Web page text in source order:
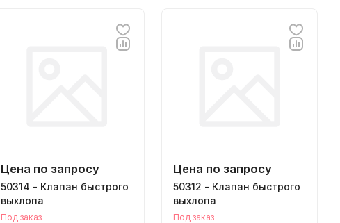
Цена по запросу
50314 - Клапан быстрого
выхлопа
Под заказ
Цена по запросу
50312 - Клапан быстрого
выхлопа
Под заказ